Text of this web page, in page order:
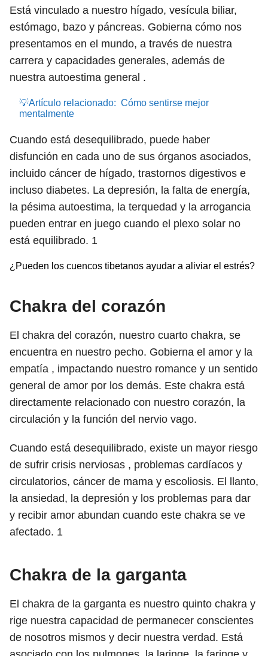
Está vinculado a nuestro hígado, vesícula biliar,
estómago, bazo y páncreas. Gobierna cómo nos
presentamos en el mundo, a través de nuestra
carrera y capacidades generales, además de
nuestra autoestima general .
💡Artículo relacionado: Cómo sentirse mejor
mentalmente
Cuando está desequilibrado, puede haber
disfunción en cada uno de sus órganos asociados,
incluido cáncer de hígado, trastornos digestivos e
incluso diabetes. La depresión, la falta de energía,
la pésima autoestima, la terquedad y la arrogancia
pueden entrar en juego cuando el plexo solar no
está equilibrado. 1
¿Pueden los cuencos tibetanos ayudar a aliviar el estrés?
Chakra del corazón
El chakra del corazón, nuestro cuarto chakra, se
encuentra en nuestro pecho. Gobierna el amor y la
empatía , impactando nuestro romance y un sentido
general de amor por los demás. Este chakra está
directamente relacionado con nuestro corazón, la
circulación y la función del nervio vago.
Cuando está desequilibrado, existe un mayor riesgo
de sufrir crisis nerviosas , problemas cardíacos y
circulatorios, cáncer de mama y escoliosis. El llanto,
la ansiedad, la depresión y los problemas para dar
y recibir amor abundan cuando este chakra se ve
afectado. 1
Chakra de la garganta
El chakra de la garganta es nuestro quinto chakra y
rige nuestra capacidad de permanecer conscientes
de nosotros mismos y decir nuestra verdad. Está